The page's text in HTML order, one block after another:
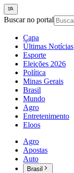
Buscar no portal
Capa
Últimas Notícias
Esporte
Eleições 2026
Política
Minas Gerais
Brasil
Mundo
Agro
Entretenimento
Eloos
Agro
Apostas
Auto
Brasil